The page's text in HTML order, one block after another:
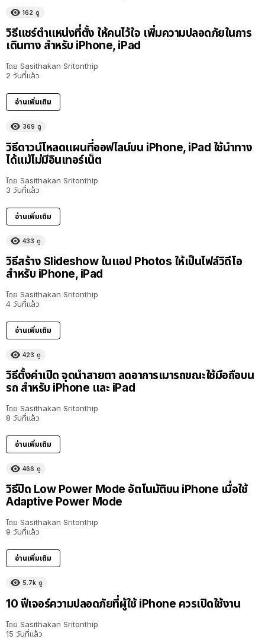
162 ดู
วิธีแชร์ตำแหน่งที่ตั้ง ให้คนไว้ใจ เพิ่มความปลอดภัยในการ
เดินทาง สำหรับ iPhone, iPad
โดย Sasithakan Sritonthip
2 วันที่แล้ว
อ่านเพิ่มเติม
369 ดู
วิธีดาวน์โหลดแผนที่ออฟไลน์บน iPhone, iPad ใช้นำทาง
ได้แม้ไม่มีอินเทอร์เน็ต
โดย Sasithakan Sritonthip
3 วันที่แล้ว
อ่านเพิ่มเติม
433 ดู
วิธีสร้าง Slideshow ในแอป Photos ให้เป็นไฟล์วิดีโอ
สำหรับ iPhone, iPad
โดย Sasithakan Sritonthip
4 วันที่แล้ว
อ่านเพิ่มเติม
423 ดู
วิธีตั้งค่าเปิด จุดนำสายตา ลดอาการเมารถขณะใช้มือถือบน
รถ สำหรับ iPhone และ iPad
โดย Sasithakan Sritonthip
8 วันที่แล้ว
อ่านเพิ่มเติม
466 ดู
วิธีปิด Low Power Mode อัตโนมัติบน iPhone เมื่อใช้
Adaptive Power Mode
โดย Sasithakan Sritonthip
9 วันที่แล้ว
อ่านเพิ่มเติม
5.7k ดู
10 ฟีเจอร์ความปลอดภัยที่ผู้ใช้ iPhone ควรเปิดใช้งาน
โดย Sasithakan Sritonthip
15 วันที่แล้ว